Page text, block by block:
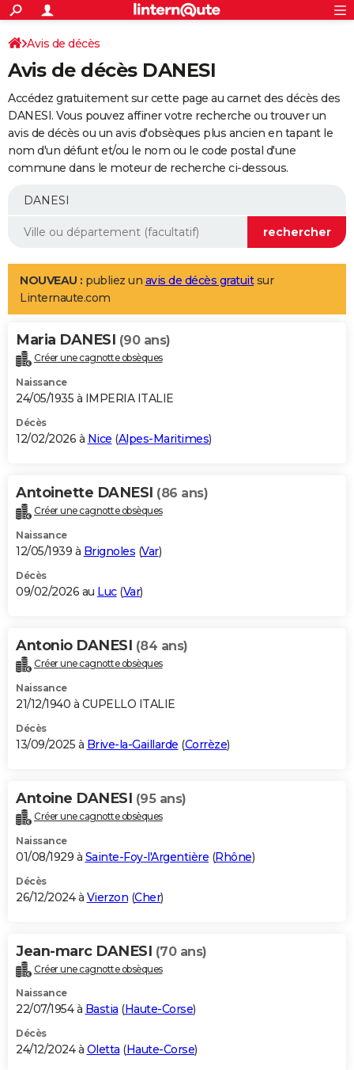
ACTUALITÉS
Politique
Société
Faits Divers
Education
Monde
Villes
+
SPORT
Coupe du monde 2026
Football
Tennis
Cyclisme
Rugby
Forum
Programme TV
TNT
Streaming
Cinéma
Sorties cinéma
Musique
+
FINANCE
Retraite
Epargne
Immobilier
Risques naturels par ville
Banque
Assurance
AUTO
Essais
Réserver un essai
Citadines
Berlines
SUV
Forum auto
+
Mobiles
Meilleur smartphone
Internet
Ordinateurs
Jeux vidéo
Guide high-tech
Aménagement intérieur
LIFESTYLE
Art de vivre
Bien-être
Loisirs
Mode
Modes de vie
Alimentation
Guide de la santé
Maladies
Médicaments
Sommeil
VOYAGE
Destinations
City break
Voyage nature
Voyage de noces
Forum
Climat
+PHOTO
GUIDES D'ACHAT
BONS PLANS
Carte de Noël
Carte Bonne année
Carte Saint-Valentin
Carte Pâques
Carte d'anniversaire
DICTIONNAIRE
Dictionnaire
Biographies
Citations
Expressions
Proverbes
PROGRAMME TV
S'inscrire
Se connecter
Lycées
Collèges
Primaires
Universités
Entreprises
Service militaire
Avis de recherche
AVIS DE DÉCÈS
Bricolage
Lifestyle
Culture
Sport
Auto
Television
Voyage
Cinema
Avis de décès
Avis de décès DANESI
Accédez gratuitement sur cette page au carnet des décès des
DANESI. Vous pouvez affiner votre recherche ou trouver un
avis de décès ou un avis d'obsèques plus ancien en tapant le
nom d'un défunt et/ou le nom ou le code postal d'une
commune dans le moteur de recherche ci-dessous.
NOUVEAU : publiez un avis de décès gratuitsur
Linternaute.com
Maria DANESI (90 ans)
Créer une cagnotte obsèques
Naissance
24/05/1935 à IMPERIA ITALIE
Décès
12/02/2026 à Nice (Alpes-Maritimes)
Antoinette DANESI (86 ans)
Créer une cagnotte obsèques
Naissance
12/05/1939 à Brignoles (Var)
Décès
09/02/2026 au Luc(Var)
Antonio DANESI (84 ans)
Créer une cagnotte obsèques
Naissance
21/12/1940 à CUPELLO ITALIE
Décès
13/09/2025 à Brive-la-Gaillarde (Corrèze)
Antoine DANESI (95 ans)
Créer une cagnotte obsèques
Naissance
01/08/1929 à Sainte-Foy-l'Argentière (Rhône)
Décès
26/12/2024 à Vierzon (Cher)
Jean-marc DANESI (70 ans)
Créer une cagnotte obsèques
Naissance
22/07/1954 à Bastia (Haute-Corse)
Décès
24/12/2024 à Oletta (Haute-Corse)